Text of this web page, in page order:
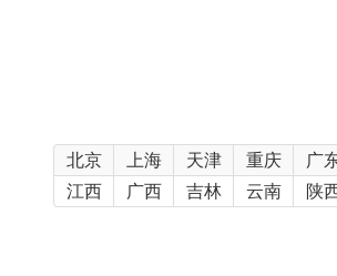
北京 上海 天津 重庆 广
江西
广西 吉林 云南 陕